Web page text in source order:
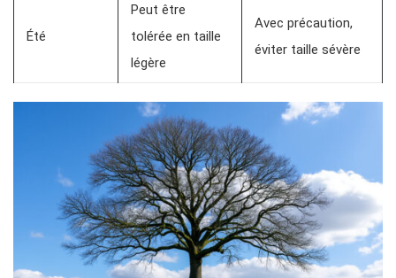
Été
Peut être
tolérée en taille
légère
Avec précaution,
éviter taille sévère